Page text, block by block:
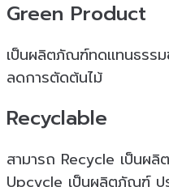
Green Product
เป็นผลิตภัณฑ์ทดเเทนธรร
ลดการตัดต้นไม้
Recyclable
สามารถ Recycle เป็นผลิ
Upcycle เป็นผลิตภัณฑ์ ป